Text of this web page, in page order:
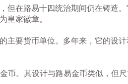
但在路易十四统治期间仍在铸造
皇家徽章。
主要货币单位。多年来，它的设
币。其设计与路易金币类似，但尺